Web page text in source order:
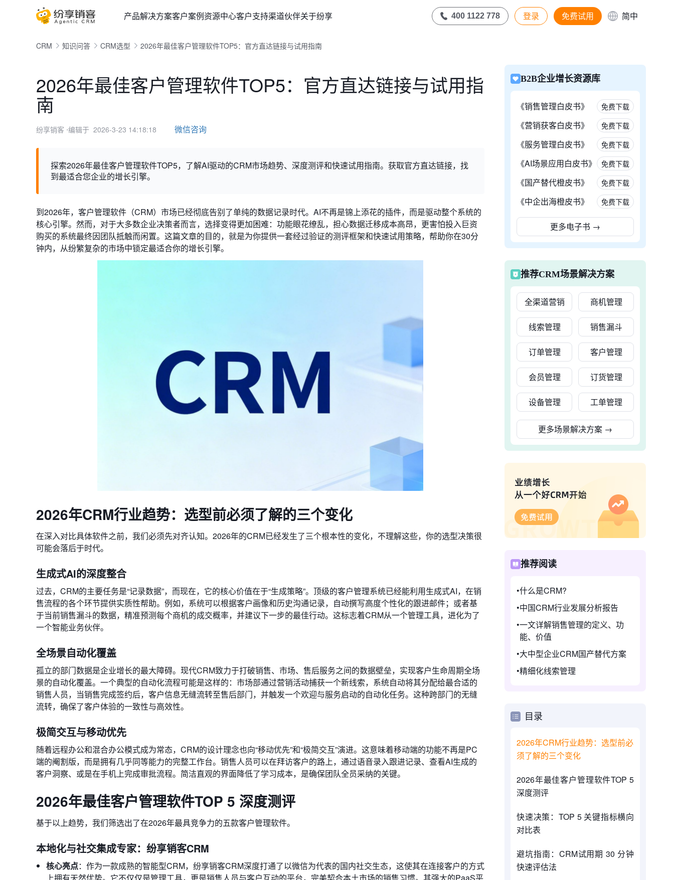
产品解决方案客户案例资源中心客户支持渠道伙伴关于纷享 400 1122 778 登录 免费试用 简中
CRM 知识问答 CRM选型 2026年最佳客户管理软件TOP5：官方直达链接与试用指南
2026年最佳客户管理软件TOP5：官方直达链接与试用指
南
纷享销客 ⋅编辑于 2026-3-23 14:18:18 微信咨询
探索2026年最佳客户管理软件TOP5，了解AI驱动的CRM市场趋势、深度测评和快速试用指南。获取官方直达链接，找
到最适合您企业的增长引擎。
到2026年，客户管理软件（CRM）市场已经彻底告别了单纯的数据记录时代。AI不再是锦上添花的插件，而是驱动整个系统的
核心引擎。然而，对于大多数企业决策者而言，选择变得更加困难：功能眼花缭乱，担心数据迁移成本高昂，更害怕投入巨资
购买的系统最终因团队抵触而闲置。这篇文章的目的，就是为你提供一套经过验证的测评框架和快速试用策略，帮助你在30分
钟内，从纷繁复杂的市场中锁定最适合你的增长引擎。
2026年CRM行业趋势：选型前必须了解的三个变化
在深入对比具体软件之前，我们必须先对齐认知。2026年的CRM已经发生了三个根本性的变化，不理解这些，你的选型决策很
可能会落后于时代。
生成式AI的深度整合
过去，CRM的主要任务是“记录数据”，而现在，它的核心价值在于“生成策略”。顶级的客户管理系统已经能利用生成式AI，在销
售流程的各个环节提供实质性帮助。例如，系统可以根据客户画像和历史沟通记录，自动撰写高度个性化的跟进邮件；或者基
于当前销售漏斗的数据，精准预测每个商机的成交概率，并建议下一步的最佳行动。这标志着CRM从一个管理工具，进化为了
一个智能业务伙伴。
全场景自动化覆盖
孤立的部门数据是企业增长的最大障碍。现代CRM致力于打破销售、市场、售后服务之间的数据壁垒，实现客户生命周期全场
景的自动化覆盖。一个典型的自动化流程可能是这样的：市场部通过营销活动捕获一个新线索，系统自动将其分配给最合适的
销售人员，当销售完成签约后，客户信息无缝流转至售后部门，并触发一个欢迎与服务启动的自动化任务。这种跨部门的无缝
流转，确保了客户体验的一致性与高效性。
极简交互与移动优先
随着远程办公和混合办公模式成为常态，CRM的设计理念也向“移动优先”和“极简交互”演进。这意味着移动端的功能不再是PC
端的阉割版，而是拥有几乎同等能力的完整工作台。销售人员可以在拜访客户的路上，通过语音录入跟进记录、查看AI生成的
客户洞察、或是在手机上完成审批流程。简洁直观的界面降低了学习成本，是确保团队全员采纳的关键。
2026年最佳客户管理软件TOP 5 深度测评
基于以上趋势，我们筛选出了在2026年最具竞争力的五款客户管理软件。
本地化与社交集成专家：纷享销客CRM
核心亮点：作为一款成熟的智能型CRM，纷享销客CRM深度打通了以微信为代表的国内社交生态，这使其在连接客户的方式
B2B企业增长资源库
《销售管理白皮书》 免费下载
《营销获客白皮书》 免费下载
《服务管理白皮书》 免费下载
《AI场景应用白皮书》 免费下载
《国产替代橙皮书》 免费下载
《中企出海橙皮书》 免费下载
更多电子书 →
推荐CRM场景解决方案
全渠道营销 商机管理
线索管理 销售漏斗
订单管理 客户管理
会员管理 订货管理
设备管理 工单管理
更多场景解决方案 →
推荐阅读
什么是CRM?
中国CRM行业发展分析报告
一文详解销售管理的定义、功
能、价值
大中型企业CRM国产替代方案
精细化线索管理
目录
2026年CRM行业趋势：选型前必
须了解的三个变化
2026年最佳客户管理软件TOP 5
深度测评
快速决策：TOP 5 关键指标横向
对比表
避坑指南：CRM试用期 30 分钟
快速评估法